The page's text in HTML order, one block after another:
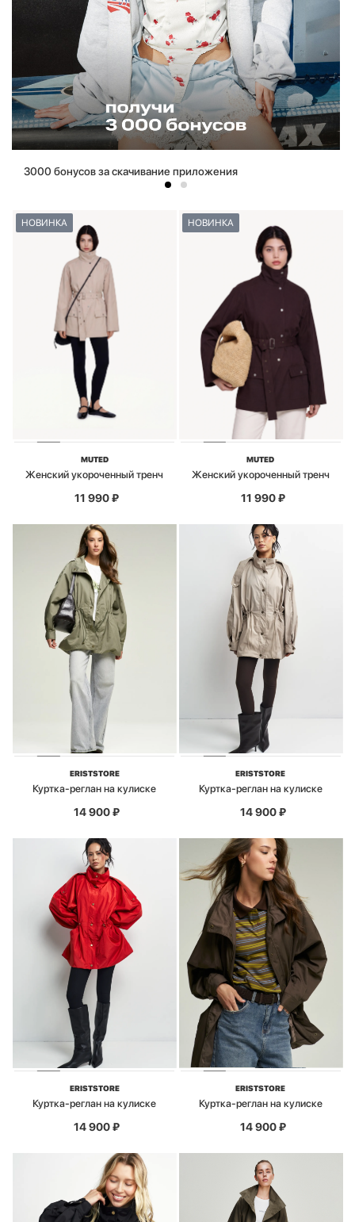
3000 бонусов за скачивание приложения
НОВИНКА
MUTED
Женский укороченный тренч
11 990₽
НОВИНКА
MUTED
Женский укороченный тренч
11 990₽
ERISTSTORE
Куртка-реглан на кулиске
14 900₽
ERISTSTORE
Куртка-реглан на кулиске
14 900₽
ERISTSTORE
Куртка-реглан на кулиске
14 900₽
ERISTSTORE
Куртка-реглан на кулиске
14 900₽